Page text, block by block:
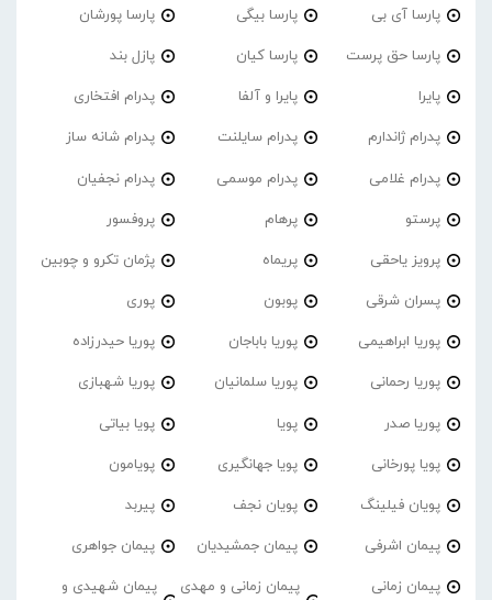
پارسا آی بی پارسا بیگی پارسا پورشان
پارسا حق پرست پارسا کیان پازل بند
پایرا پایرا و آلفا پدرام افتخاری
پدرام ژاندارم پدرام‌ سایلنت پدرام شانه ساز
پدرام غلامی پدرام موسمی پدرام نجفیان
پرستو پرهام پروفسور
پرویز یاحقی پریماه پژمان تکرو و چوبین
پسران شرقی پوبون پوری
پوریا ابراهیمی پوریا باباجان پوریا حیدرزاده
پوریا رحمانی پوریا سلمانیان پوریا شهبازی
پوریا صدر پویا پویا بیاتی
پویا پورخانی پویا جهانگیری پویامون
پویان فیلینگ پویان نجف پیربد
پیمان اشرفی پیمان جمشیدیان پیمان جواهری
پیمان زمانی
پیمان زمانی و مهدی
پیمان شهیدی و